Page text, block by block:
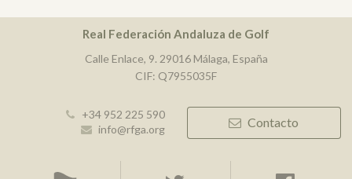
Real Federación Andaluza de Golf
Calle Enlace, 9. 29016 Málaga, España
CIF: Q7955035F
+34 952 225 590
info@rfga.org
Contacto